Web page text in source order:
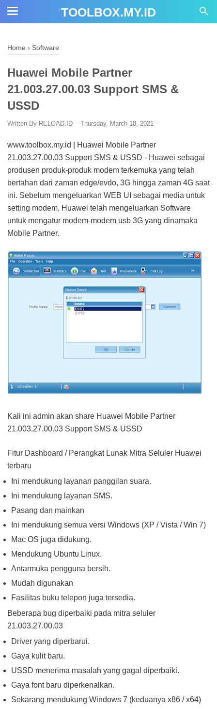
TOOLBOX.MY.ID
Home › Software
Huawei Mobile Partner
21.003.27.00.03 Support SMS &
USSD
Written By RELOAD.ID Thursday, March 18, 2021
www.toolbox.my.id | Huawei Mobile Partner
21.003.27.00.03 Support SMS & USSD - Huawei sebagai
produsen produk-produk modem terkemuka yang telah
bertahan dari zaman edge/evdo, 3G hingga zaman 4G saat
ini. Sebelum mengeluarkan WEB UI sebagai media untuk
setting modem, Huawei telah mengeluarkan Software
untuk mengatur modem-modem usb 3G yang dinamaka
Mobile Partner.
Kali ini admin akan share Huawei Mobile Partner
21.003.27.00.03 Support SMS & USSD
Fitur Dashboard / Perangkat Lunak Mitra Seluler Huawei
terbaru
Ini mendukung layanan panggilan suara.
Ini mendukung layanan SMS.
Pasang dan mainkan
Ini mendukung semua versi Windows (XP / Vista / Win 7)
Mac OS juga didukung.
Mendukung Ubuntu Linux.
Antarmuka pengguna bersih.
Mudah digunakan
Fasilitas buku telepon juga tersedia.
Beberapa bug diperbaiki pada mitra seluler
21.003.27.00.03
Driver yang diperbarui.
Gaya kulit baru.
USSD menerima masalah yang gagal diperbaiki.
Gaya font baru diperkenalkan.
Sekarang mendukung Windows 7 (keduanya x86 / x64)